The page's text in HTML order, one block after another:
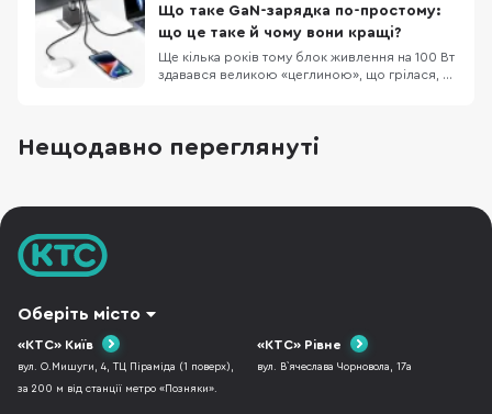
системи захисту працюють інакше: пристрій
відсікає струм на 100%, стежить за
температурою й
Що таке GaN-зарядка по-простому:
що це таке й чому вони кращі?
Ще кілька років тому блок живлення на 100 Вт
здавався великою «цеглиною», що грілася, як
матеріалу під назвою GaN (галій-нітрид). 1. Що
таке GaN? Усередині будь-якого заряд
Нещодавно переглянуті
Оберіть місто
«КТС» Київ
вул. О.Мишуги, 4, ТЦ Піраміда (1 поверх),
за 200 м від станції метро «Позняки».
«КТС» Рівне
вул. В`ячеслава Чорновола, 17а